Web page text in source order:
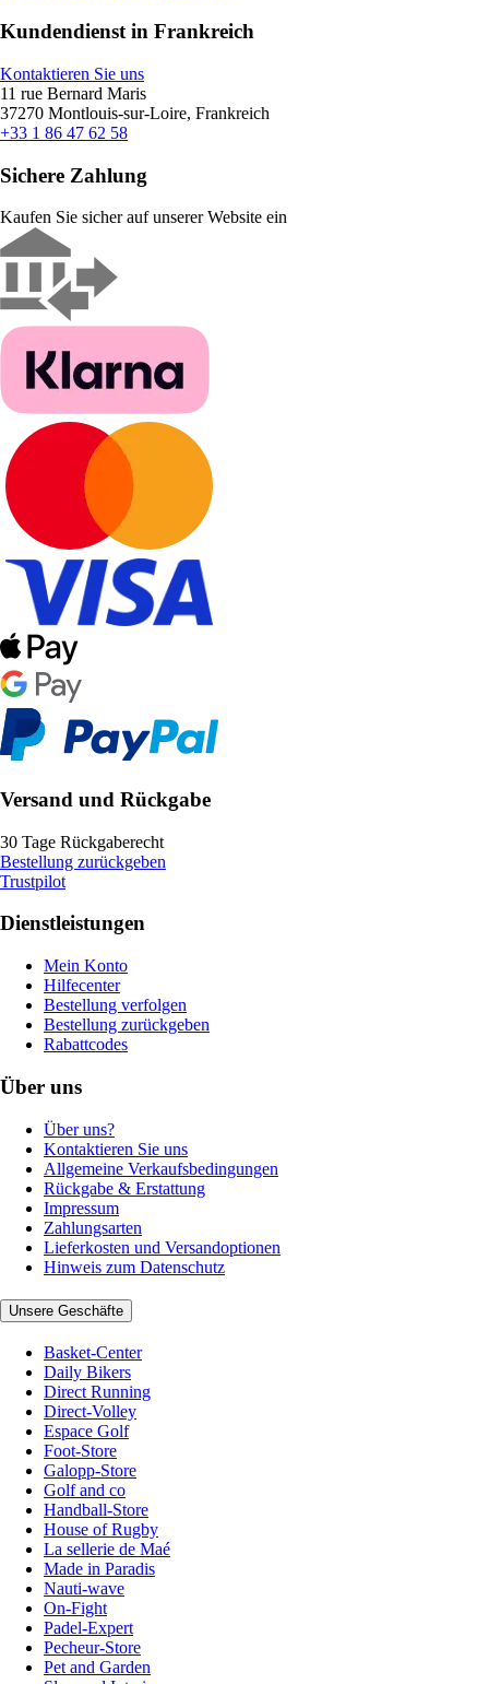
Kundendienst in Frankreich
Kontaktieren Sie uns
11 rue Bernard Maris
37270 Montlouis-sur-Loire, Frankreich
+33 1 86 47 62 58
Sichere Zahlung
Kaufen Sie sicher auf unserer Website ein
Versand und Rückgabe
30 Tage Rückgaberecht
Bestellung zurückgeben
Trustpilot
Dienstleistungen
Mein Konto
Hilfecenter
Bestellung verfolgen
Bestellung zurückgeben
Rabattcodes
Über uns
Über uns?
Kontaktieren Sie uns
Allgemeine Verkaufsbedingungen
Rückgabe & Erstattung
Impressum
Zahlungsarten
Lieferkosten und Versandoptionen
Hinweis zum Datenschutz
Unsere Geschäfte
Basket-Center
Daily Bikers
Direct Running
Direct-Volley
Espace Golf
Foot-Store
Galopp-Store
Golf and co
Handball-Store
House of Rugby
La sellerie de Maé
Made in Paradis
Nauti-wave
On-Fight
Padel-Expert
Pecheur-Store
Pet and Garden